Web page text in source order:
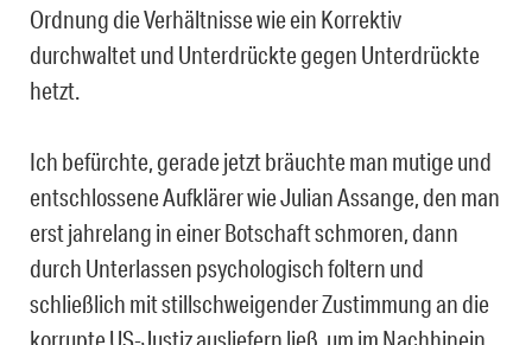
Ordnung die Verhältnisse wie ein Korrektiv
durchwaltet und Unterdrückte gegen Unterdrückte
hetzt.
Ich befürchte, gerade jetzt bräuchte man mutige und
entschlossene Aufklärer wie JulianAssange, den man
erst jahrelang in einer Botschaft schmoren, dann
durch Unterlassen psychologisch foltern und
schließlich mit stillschweigender Zustimmung an die